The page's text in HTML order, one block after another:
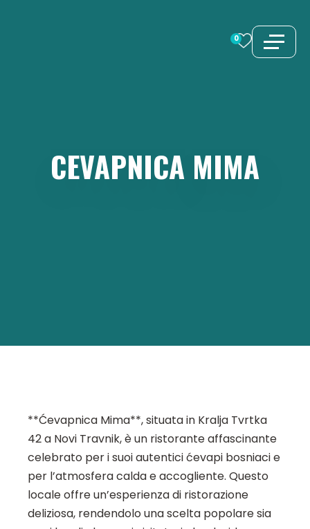
0
CEVAPNICA MIMA
**Ćevapnica Mima**, situata in Kralja Tvrtka
42 a Novi Travnik, è un ristorante affascinante
celebrato per i suoi autentici ćevapi bosniaci e
per l’atmosfera calda e accogliente. Questo
locale offre un’esperienza di ristorazione
deliziosa, rendendolo una scelta popolare sia